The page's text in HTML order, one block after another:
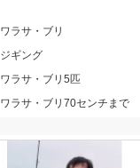
ワラサ・ブリ
ジギング
ワラサ・ブリ5匹
ワラサ・ブリ70センチまで